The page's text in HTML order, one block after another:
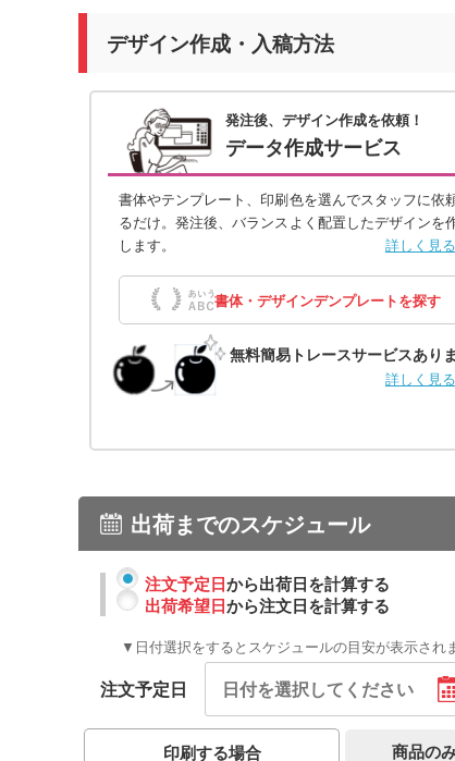
デザイン作成・入稿方法
発注後、デザイン作成を依頼！
データ作成サービス
書体やテンプレート、印刷色を選んでスタッフに依
るだけ。発注後、バランスよく配置したデザインを
します。
詳しく見る
書体・デザインデンプレートを探す
無料簡易トレースサービスあり
詳しく見る
出荷までのスケジュール
注文予定日から出荷日を計算する
出荷希望日から注文日を計算する
▼日付選択をするとスケジュールの目安が表示され
注文予定日
印刷する場合 商品の